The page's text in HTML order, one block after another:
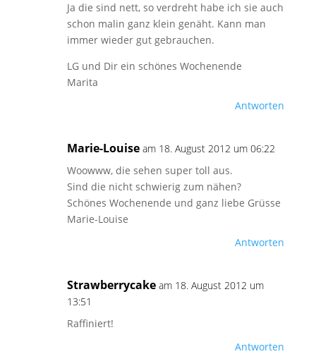
Ja die sind nett, so verdreht habe ich sie auch
schon malin ganz klein genäht. Kann man
immer wieder gut gebrauchen.
LG und Dir ein schönes Wochenende
Marita
Antworten
Marie-Louise am 18. August 2012 um 06:22
Woowww, die sehen super toll aus.
Sind die nicht schwierig zum nähen?
Schönes Wochenende und ganz liebe Grüsse
Marie-Louise
Antworten
Strawberrycake am 18. August 2012 um
13:51
Raffiniert!
Antworten